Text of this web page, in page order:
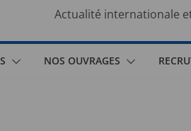
Actualité internationale
NOS OUVRAGES